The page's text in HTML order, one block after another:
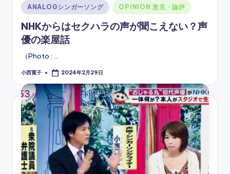
Posted
in
ANALOGシンガーソング OPINION 意見・論評
NHKからはセクハラの声が聞こえない？声
優の楽屋話
（Photo : …
Posted
小西寛子 2024年2月29日